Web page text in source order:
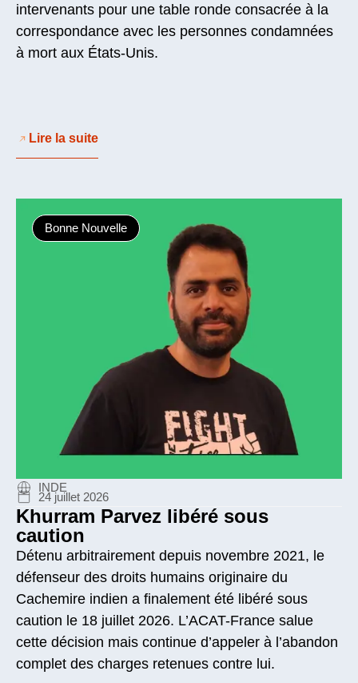
intervenants pour une table ronde consacrée à la
correspondance avec les personnes condamnées
à mort aux États-Unis.
Lire la suite
Bonne Nouvelle
INDE
24 juillet 2026
Khurram Parvez libéré sous
caution
Détenu arbitrairement depuis novembre 2021, le
défenseur des droits humains originaire du
Cachemire indien a finalement été libéré sous
caution le 18 juillet 2026. L’ACAT-France salue
cette décision mais continue d’appeler à l’abandon
complet des charges retenues contre lui.